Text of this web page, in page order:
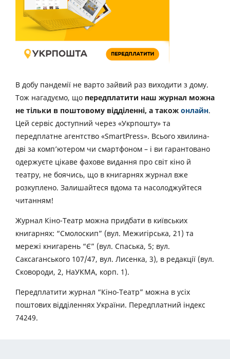
В добу пандемії не варто зайвий раз виходити з дому.
Тож нагадуємо, що передплатити наш журнал можна
не тільки в поштовому відділенні, а також онлайн.
Цей сервіс доступний через «Укрпошту» та
передплатне агентство «SmartPress». Всього хвилина-
дві за комп’ютером чи смартфоном – і ви гарантовано
одержуєте цікаве фахове видання про світ кіно й
театру, не боячись, що в книгарнях журнал вже
розкуплено. Залишайтеся вдома та насолоджуйтеся
читанням!
Журнал Кіно-Театр можна придбати в київських
книгарнях: “Смолоскип” (вул. Межигірська, 21) та
мережі книгарень “Є” (вул. Спаська, 5; вул.
Саксаганського 107/47, вул. Лисенка, 3), в редакції (вул.
Сковороди, 2, НаУКМА, корп. 1).
Передплатити журнал “Кіно-Театр” можна в усіх
поштових відділеннях України. Передплатний індекс
74249.